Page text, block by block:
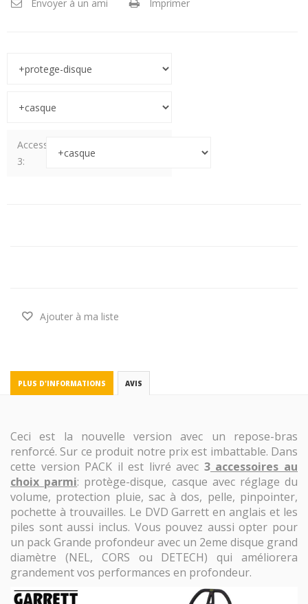
Envoyer à un ami Imprimer
Accessoire
3:
Ajouter à ma liste
PLUS D'INFORMATIONS AVIS
Ceci est la nouvelle version avec un repose-bras
renforcé. Sur ce produit notre prix est imbattable. Dans
cette version PACK il est livré avec 3accessoires au
choix parmi: protège-disque, casque avec réglage du
volume, protection pluie, sac à dos, pelle, pinpointer,
pochette à trouvailles. Le DVD Garrett en anglais et les
piles sont aussi inclus. Vous pouvez aussi opter pour
un pack Grande profondeur avec un 2eme disque grand
diamètre (NEL, CORS ou DETECH) qui améliorera
grandement vos performances en profondeur.